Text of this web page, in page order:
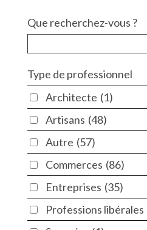
Que recherchez-vous ?
Type de professionnel
Architecte (1)
Artisans (48)
Autre (57)
Commerces (86)
Entreprises (35)
Professions libérales